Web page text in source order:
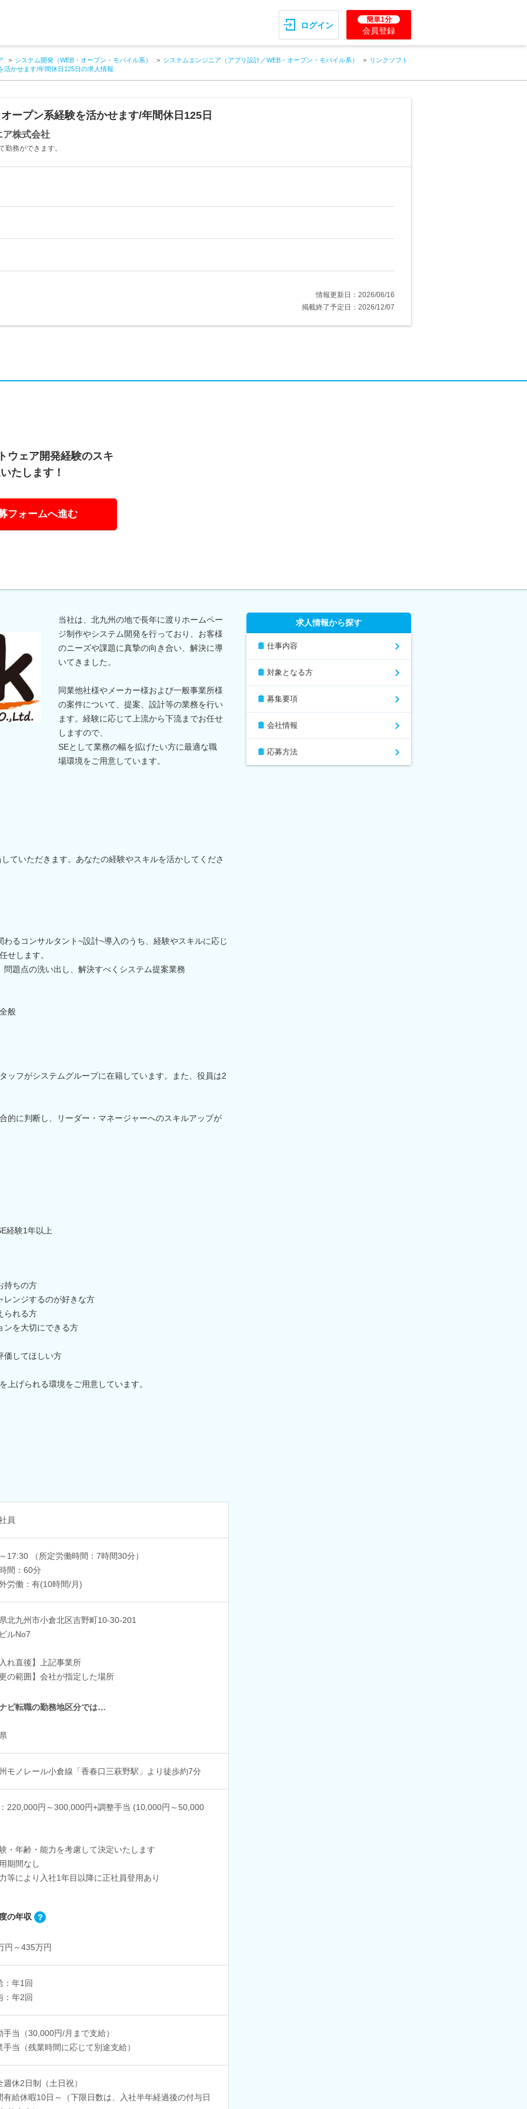
ログイン
簡単1分
会員登録
システム開発（WEB・オープン・モバイル系） システムエンジニア（アプリ設計／WEB・オープン・モバイル系）
リンクソフト
活かせます/年間休日125日の求人情報
ープン系経験を活かせます/年間休日125日
ア株式会社
務ができます。
情報更新日：2026/06/16
掲載終了予定日：2026/12/07
ウェア開発経験のスキ
たします！
フォームへ進む
当社は、北九州の地で長年に渡りホームペー
ジ制作やシステム開発を行っており、お客様
のニーズや課題に真摯の向き合い、解決に導
いてきました。
同業他社様やメーカー様および一般事業所様
の案件について、提案、設計等の業務を行い
ます。経験に応じて上流から下流までお任せ
しますので、
SEとして業務の幅を拡げたい方に最適な職
場環境をご用意しています。
ていただきます。あなたの経験やスキルを活かしてくださ
るコンサルタント~設計~導入のうち、経験やスキルに応じ
せします。
題点の洗い出し、解決すべくシステム提案業務
般
ッフがシステムグループに在籍しています。また、役員は2
的に判断し、リーダー・マネージャーへのスキルアップが
経験1年以上
持ちの方
レンジするのが好きな方
られる方
ンを大切にできる方
価してほしい方
上げられる環境をご用意しています。
員
17:30 （所定労働時間：7時間30分）
間：60分
労働：有(10時間/月)
北九州市小倉北区吉野町10-30-201
ルNo7
れ直後】上記事業所
の範囲】会社が指定した場所
ビ転職の勤務地区分では…
モノレール小倉線「香春口三萩野駅」より徒歩約7分
220,000円～300,000円+調整手当 (10,000円～50,000
・年齢・能力を考慮して決定いたします
期間なし
等により入社1年目以降に正社員登用あり
の年収
円～435万円
：年1回
：年2回
手当（30,000円/月まで支給）
手当（残業時間に応じて別途支給）
週休2日制（土日祝）
有給休暇10日～（下限日数は、入社半年経過後の付与日
求人情報から探す
仕事内容
対象となる方
募集要項
会社情報
応募方法